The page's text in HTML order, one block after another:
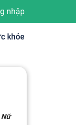
nhập
khỏe
Nữ